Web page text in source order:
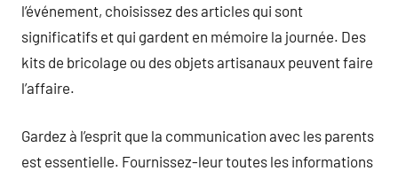
l’événement, choisissez des articles qui sont
significatifs et qui gardent en mémoire la journée. Des
kits de bricolage ou des objets artisanaux peuvent faire
l’affaire.
Gardez à l’esprit que la communication avec les parents
est essentielle. Fournissez-leur toutes les informations